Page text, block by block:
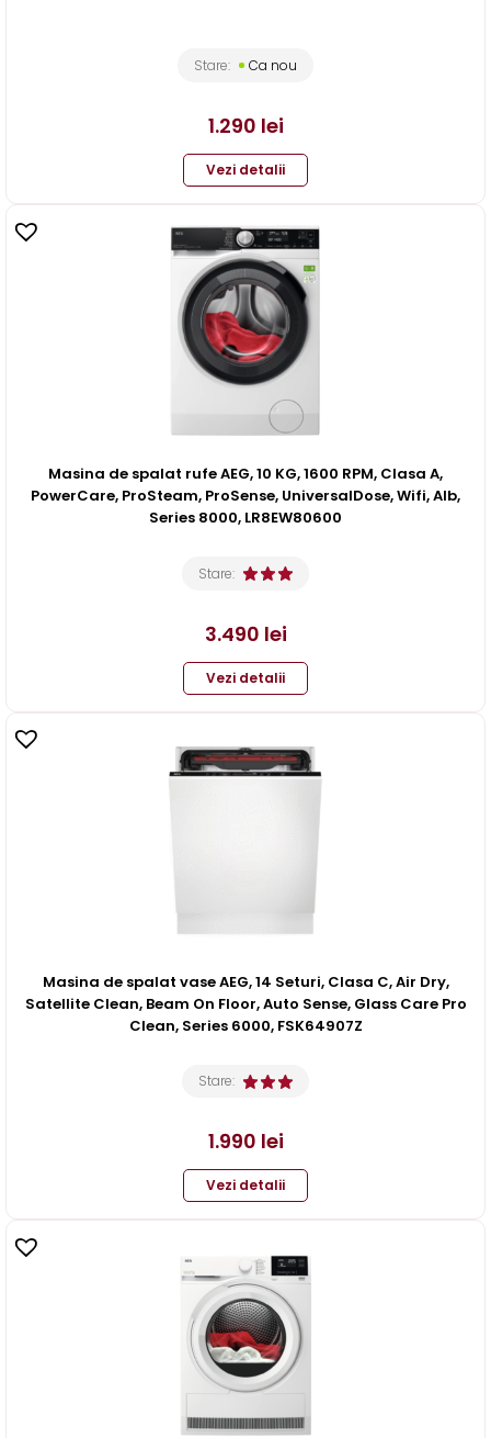
Stare: Ca nou
1.290 lei
Vezi detalii
Masina de spalat rufe AEG, 10 KG, 1600 RPM, Clasa A,
PowerCare, ProSteam, ProSense, UniversalDose, Wifi, Alb,
Series 8000, LR8EW80600
Stare:
3.490 lei
Vezi detalii
Masina de spalat vase AEG, 14 Seturi, Clasa C, Air Dry,
Satellite Clean, Beam On Floor, Auto Sense, Glass Care Pro
Clean, Series 6000, FSK64907Z
Stare:
1.990 lei
Vezi detalii